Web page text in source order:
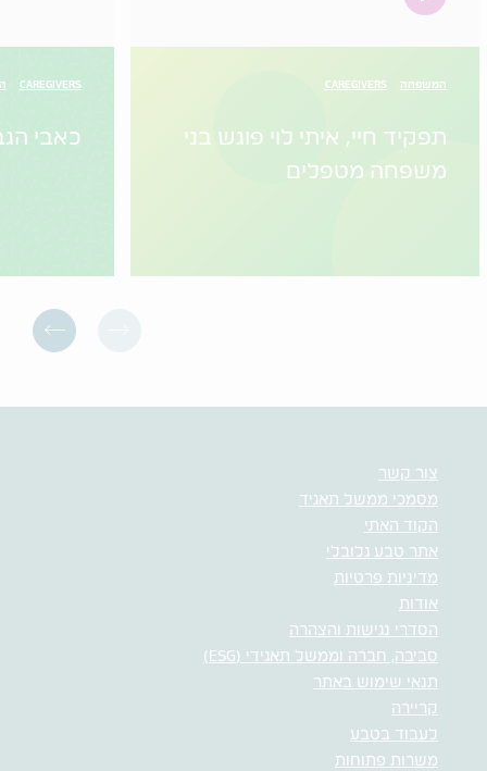
המשפחה CAREGIVERS
תפקיד חיי, איתי לוי פוגש בני
משפחה מטפלים
CAREGIVERS
כאבי
צור קשר
מסמכי ממשל תאגיד
הקוד האתי
אתר טבע גלובלי
מדיניות פרטיות
אודות
הסדרי נגישות והצהרה
סביבה, חברה וממשל תאגידי (ESG)
תנאי שימוש באתר
קריירה
לעבוד בטבע
משרות פתוחות